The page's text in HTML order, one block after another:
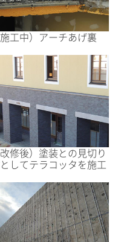
施工中）アーチあげ裏
改修後）塗装との見切り
してテラコッタを施工